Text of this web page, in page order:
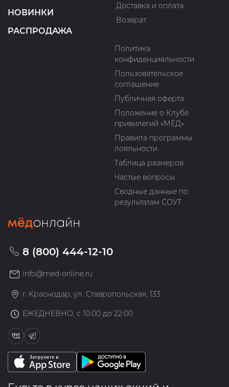
НОВИНКИ
РАСПРОДАЖА
Доставка и оплата
Возврат
Политика
конфиденциальности
Пользовательское
соглашение
Публичная оферта
Положение о Клубе
привилегий «МЁД»
Правила программы
лояльности
Таблица размеров
Частые вопросы
Сводные данные по
результатам СОУТ
8 (800) 444-12-10
info@med-online.ru
г. Краснодар, ул. Ставропольская, 133
ЕЖЕДНЕВНО, с 10:00 до 22:00